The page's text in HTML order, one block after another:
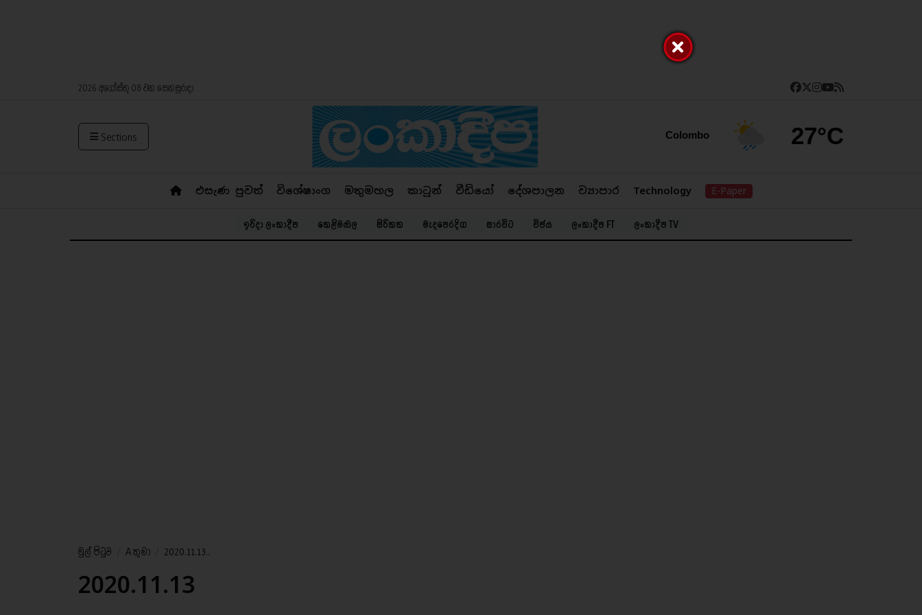
2026 අගෝස්තු 08 වන සෙනසුරාදා
Sections Colombo 27°C
එසැණ පුවත් විශේෂාංග මතුමහල කාටූන් වීඩියෝ දේශපාලන ව්‍යාපාර Technology E-Paper
ඉරිදා ලංකාදීප කෙළිමඬල සිරිකත මැදපෙරදිග සාරවිට විජය ලංකාදීප FT ලංකාදීප TV
මුල් පිටුව A තුමා 2020.11.13..
2020.11.13